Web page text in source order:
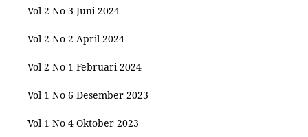
Vol 2 No 3 Juni 2024
Vol 2 No 2 April 2024
Vol 2 No 1 Februari 2024
Vol 1 No 6 Desember 2023
Vol 1 No 4 Oktober 2023